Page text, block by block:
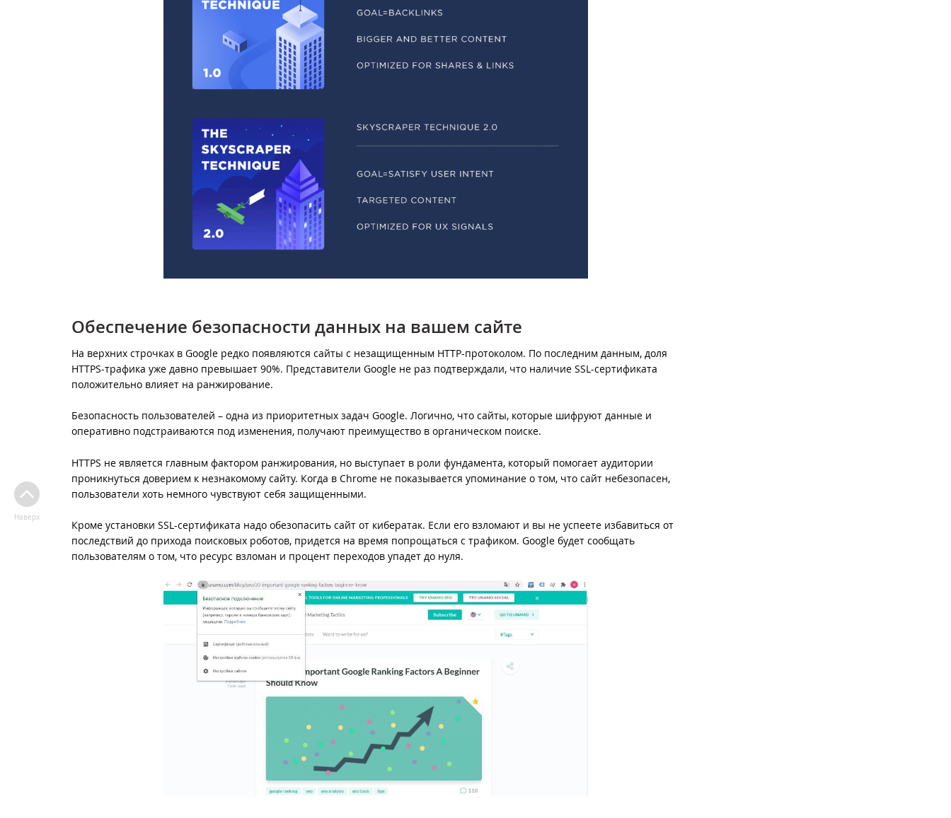
Обеспечение безопасности данных на вашем сайте
На верхних строчках в Google редко появляются сайты с незащищенным HTTP-протоколом. По последним данным, доля
HTTPS-трафика уже давно превышает 90%. Представители Google не раз подтверждали, что наличие SSL-сертификата
положительно влияет на ранжирование.
Безопасность пользователей – одна из приоритетных задач Google. Логично, что сайты, которые шифруют данные и
оперативно подстраиваются под изменения, получают преимущество в органическом поиске.
HTTPS не является главным фактором ранжирования, но выступает в роли фундамента, который помогает аудитории
проникнуться доверием к незнакомому сайту. Когда в Chrome не показывается упоминание о том, что сайт небезопасен,
пользователи хоть немного чувствуют себя защищенными.
Кроме установки SSL-сертификата надо обезопасить сайт от кибератак. Если его взломают и вы не успеете избавиться от
последствий до прихода поисковых роботов, придется на время попрощаться с трафиком. Google будет сообщать
пользователям о том, что ресурс взломан и процент переходов упадет до нуля.
Наверх